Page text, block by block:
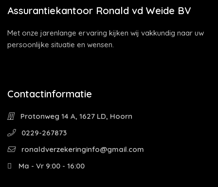
Assurantiekantoor Ronald vd Weide BV
Met onze jarenlange ervaring kijken wij vakkundig naar uw
persoonlijke situatie en wensen.
Contactinformatie
Protonweg 14 A, 1627 LD, Hoorn
0229-267873
ronaldverzekeringinfo@gmail.com
Ma - Vr 9:00 - 16:00